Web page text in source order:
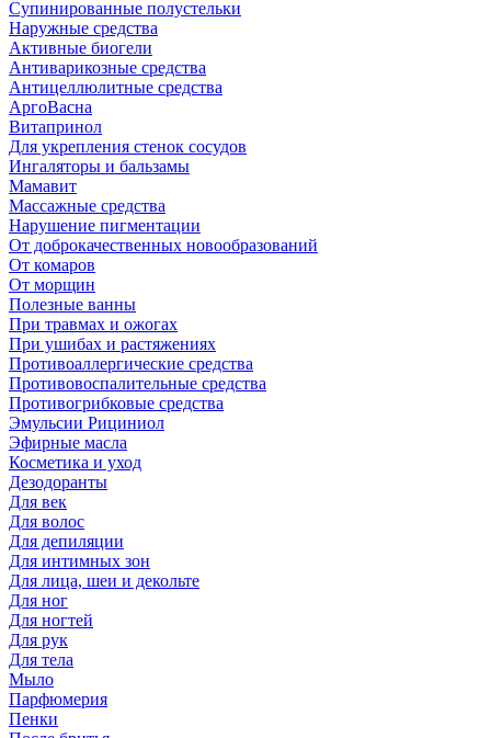
Супинированные полустельки
Наружные средства
Активные биогели
Антиварикозные средства
Антицеллюлитные средства
АргоВасна
Витапринол
Для укрепления стенок сосудов
Ингаляторы и бальзамы
Мамавит
Массажные средства
Нарушение пигментации
От доброкачественных новообразований
От комаров
От морщин
Полезные ванны
При травмах и ожогах
При ушибах и растяжениях
Противоаллергические средства
Противовоспалительные средства
Противогрибковые средства
Эмульсии Рициниол
Эфирные масла
Косметика и уход
Дезодоранты
Для век
Для волос
Для депиляции
Для интимных зон
Для лица, шеи и декольте
Для ног
Для ногтей
Для рук
Для тела
Мыло
Парфюмерия
Пенки